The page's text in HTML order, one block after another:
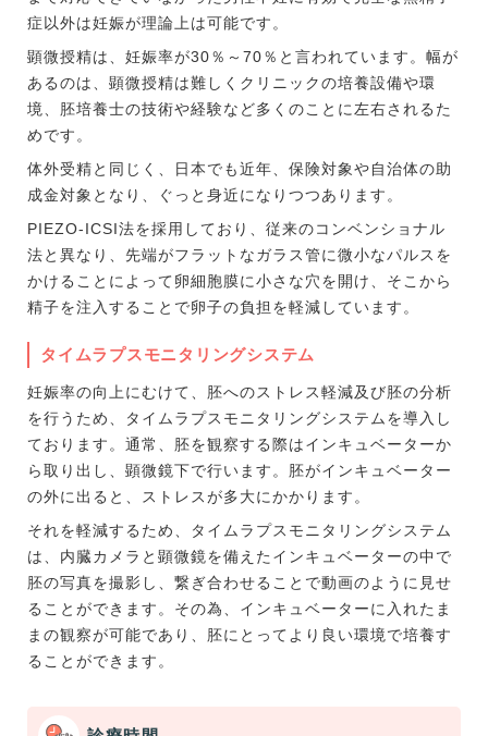
症以外は妊娠が理論上は可能です。
顕微授精は、妊娠率が30％～70％と言われています。幅が
あるのは、顕微授精は難しくクリニックの培養設備や環
境、胚培養士の技術や経験など多くのことに左右されるた
めです。
体外受精と同じく、日本でも近年、保険対象や自治体の助
成金対象となり、ぐっと身近になりつつあります。
PIEZO-ICSI法を採用しており、従来のコンベンショナル
法と異なり、先端がフラットなガラス管に微小なパルスを
かけることによって卵細胞膜に小さな穴を開け、そこから
精子を注入することで卵子の負担を軽減しています。
タイムラプスモニタリングシステム
妊娠率の向上にむけて、胚へのストレス軽減及び胚の分析
を行うため、タイムラプスモニタリングシステムを導入し
ております。通常、胚を観察する際はインキュベーターか
ら取り出し、顕微鏡下で行います。胚がインキュベーター
の外に出ると、ストレスが多大にかかります。
それを軽減するため、タイムラプスモニタリングシステム
は、内臓カメラと顕微鏡を備えたインキュベーターの中で
胚の写真を撮影し、繋ぎ合わせることで動画のように見せ
ることができます。その為、インキュベーターに入れたま
まの観察が可能であり、胚にとってより良い環境で培養す
ることができます。